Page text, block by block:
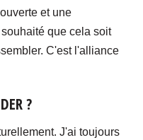
et une
que cela soit
C'est l'alliance
?
J'ai toujours